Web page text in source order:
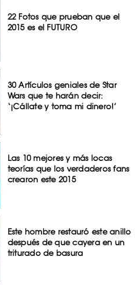
22 Fotos que prueban que el
2015 es el FUTURO
30 Artículos geniales de Star
Wars que te harán decir:
‘¡Cállate y toma mi dinero!’
Las 10 mejores y más locas
teorías que los verdaderos fans
crearon este 2015
Este hombre restauró este anillo
después de que cayera en un
triturado de basura